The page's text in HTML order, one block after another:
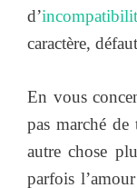
d’
caractère,
En vous
pas marché de
autre chose
parfois